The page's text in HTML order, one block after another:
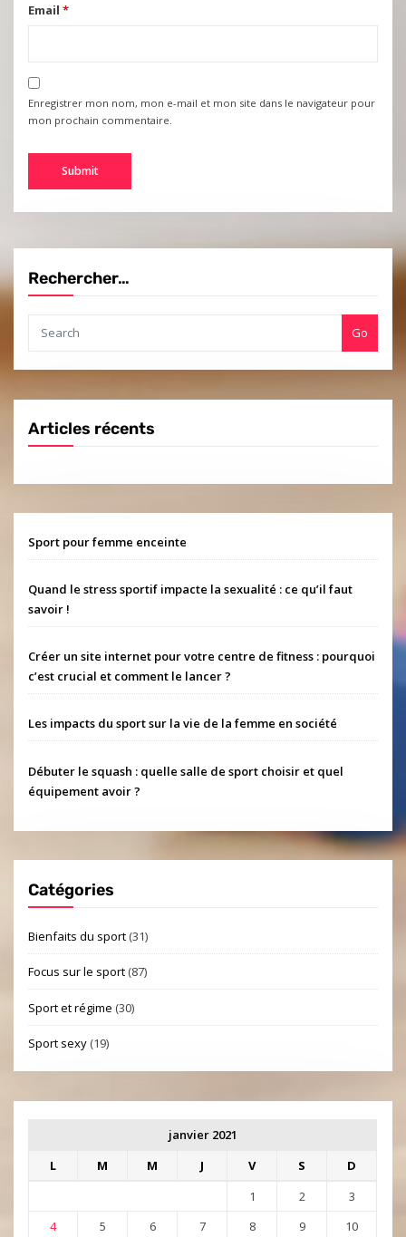
Email *
Enregistrer mon nom, mon e-mail et mon site dans le navigateur pour
mon prochain commentaire.
Rechercher…
Go
Articles récents
Sport pour femme enceinte
Quand le stress sportif impacte la sexualité : ce qu’il faut
savoir !
Créer un site internet pour votre centre de fitness : pourquoi
c’est crucial et comment le lancer ?
Les impacts du sport sur la vie de la femme en société
Débuter le squash : quelle salle de sport choisir et quel
équipement avoir ?
Catégories
Bienfaits du sport (31)
Focus sur le sport (87)
Sport et régime (30)
Sport sexy (19)
janvier 2021
L
M M J V S
D
1
2
3
4
5 6 7 8 9 10